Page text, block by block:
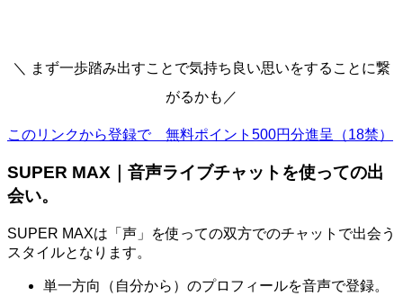
＼ まず一歩踏み出すことで気持ち良い思いをすることに繋
がるかも／
このリンクから登録で 無料ポイント500円分進呈（18禁）
SUPER MAX｜音声ライブチャットを使っての出
会い。
SUPER MAXは「声」を使っての双方でのチャットで出会う
スタイルとなります。
単一方向（自分から）のプロフィールを音声で登録。